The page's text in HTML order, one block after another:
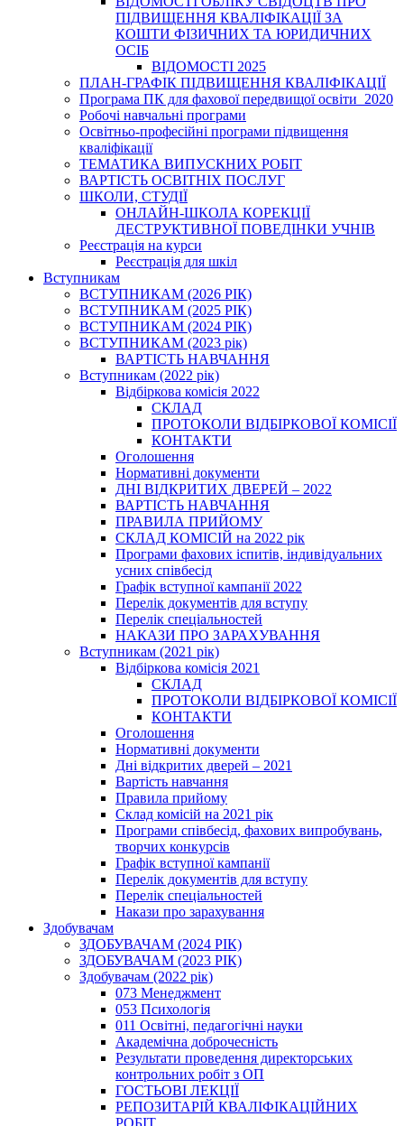
ПІДВИЩЕННЯ КВАЛІФІКАЦІЇ ЗА
КОШТИ ФІЗИЧНИХ ТА ЮРИДИЧНИХ
ОСІБ
ВІДОМОСТІ 2025
ПЛАН-ГРАФІК ПІДВИЩЕННЯ КВАЛІФІКАЦІЇ
Програма ПК для фахової передвищої освіти_2020
Робочі навчальні програми
Освітньо-професійні програми підвищення
кваліфікації
ТЕМАТИКА ВИПУСКНИХ РОБІТ
ВАРТІСТЬ ОСВІТНІХ ПОСЛУГ
ШКОЛИ, СТУДІЇ
ОНЛАЙН-ШКОЛА КОРЕКЦІЇ
ДЕСТРУКТИВНОЇ ПОВЕДІНКИ УЧНІВ
Реєстрація на курси
Реєстрація для шкіл
Вступникам
ВСТУПНИКАМ (2026 РІК)
ВСТУПНИКАМ (2025 РІК)
ВСТУПНИКАМ (2024 РІК)
ВСТУПНИКАМ (2023 рік)
ВАРТІСТЬ НАВЧАННЯ
Вступникам (2022 рік)
Відбіркова комісія 2022
СКЛАД
ПРОТОКОЛИ ВІДБІРКОВОЇ КОМІСІЇ
КОНТАКТИ
Оголошення
Нормативні документи
ДНІ ВІДКРИТИХ ДВЕРЕЙ – 2022
ВАРТІСТЬ НАВЧАННЯ
ПРАВИЛА ПРИЙОМУ
СКЛАД КОМІСІЙ на 2022 рік
Програми фахових іспитів, індивідуальних
усних співбесід
Графік вступної кампанії 2022
Перелік документів для вступу
Перелік спеціальностей
НАКАЗИ ПРО ЗАРАХУВАННЯ
Вступникам (2021 рік)
Відбіркова комісія 2021
СКЛАД
ПРОТОКОЛИ ВІДБІРКОВОЇ КОМІСІЇ
КОНТАКТИ
Оголошення
Нормативні документи
Дні відкритих дверей – 2021
Вартість навчання
Правила прийому
Склад комісій на 2021 рік
Програми співбесід, фахових випробувань,
творчих конкурсів
Графік вступної кампанії
Перелік документів для вступу
Перелік спеціальностей
Накази про зарахування
Здобувачам
ЗДОБУВАЧАМ (2024 РІК)
ЗДОБУВАЧАМ (2023 РІК)
Здобувачам (2022 рік)
073 Менеджмент
053 Психологія
011 Освітні, педагогічні науки
Академічна доброчесність
Результати проведення директорських
контрольних робіт з ОП
ГОСТЬОВІ ЛЕКЦІЇ
РЕПОЗИТАРІЙ КВАЛІФІКАЦІЙНИХ
РОБІТ